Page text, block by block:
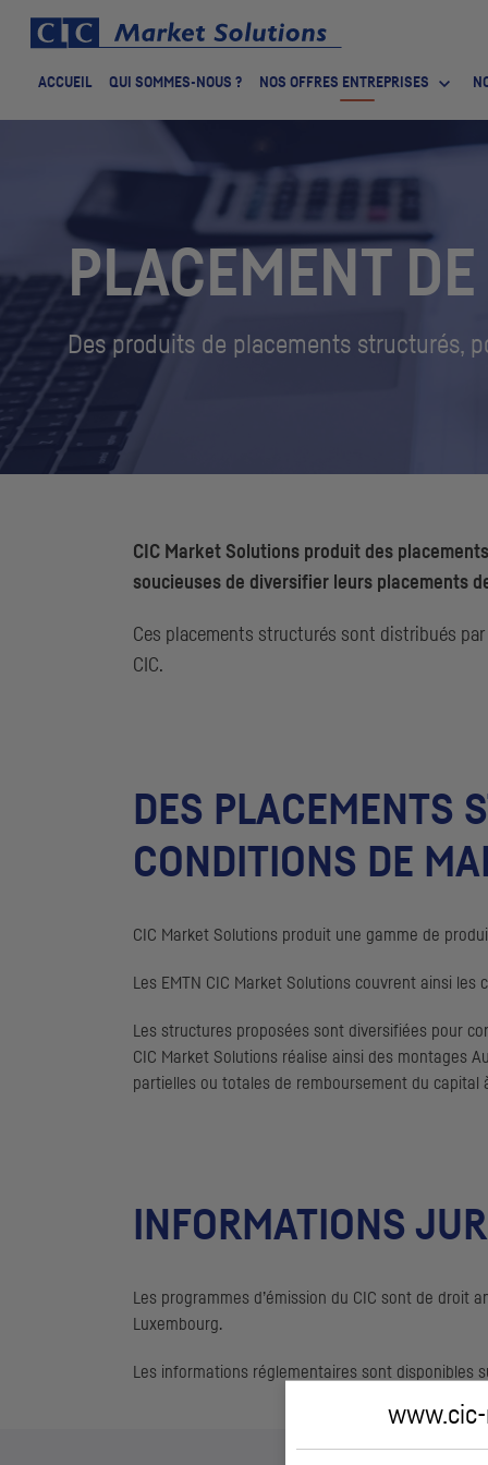
ACCUEIL QUI SOMMES-NOUS ? NOS OFFRES ENTREPRISES
PLACEMENT
Des produits de placements structurés,
CIC Market Solutions produit des
soucieuses de diversifier leurs placements
Ces placements structurés sont distribués
CIC.
DES PLACEMENTS
CONDITIONS DE
CIC Market Solutions produit une gamme de
Les EMTN CIC Market Solutions couvrent ainsi les
Les structures proposées sont diversifiées pour
CIC Market Solutions réalise ainsi des montages
partielles ou totales de remboursement du capital
INFORMATIONS
Les programmes d’émission du CIC sont de droit
Luxembourg.
Les informations réglementaires sont disponibles